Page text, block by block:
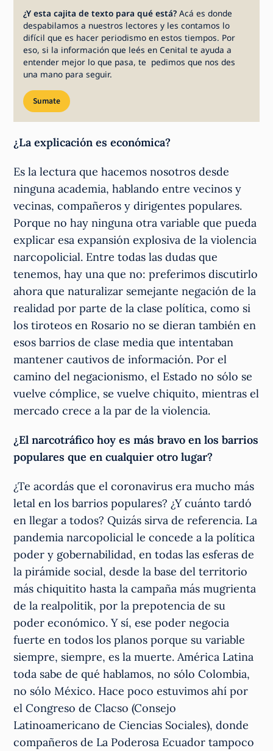
¿Y esta cajita de texto para qué está?Acá es donde
despabilamos a nuestros lectores y les contamos lo
difícil que es hacer periodismo en estos tiempos. Por
eso, si la información que leés en Cenital te ayuda a
entender mejor lo que pasa, te pedimos que nos des
una mano para seguir.
Sumate
¿La explicación es económica?
Es la lectura que hacemos nosotros desde
ninguna academia, hablando entre vecinos y
vecinas, compañeros y dirigentes populares.
Porque no hay ninguna otra variable que pueda
explicar esa expansión explosiva de la violencia
narcopolicial. Entre todas las dudas que
tenemos, hay una que no: preferimos discutirlo
ahora que naturalizar semejante negación de la
realidad por parte de la clase política, como si
los tiroteos en Rosario no se dieran también en
esos barrios de clase media que intentaban
mantener cautivos de información. Por el
camino del negacionismo, el Estado no sólo se
vuelve cómplice, se vuelve chiquito, mientras el
mercado crece a la par de la violencia.
¿El narcotráfico hoy es más bravo en los barrios
populares que en cualquier otro lugar?
¿Te acordás que el coronavirus era mucho más
letal en los barrios populares? ¿Y cuánto tardó
en llegar a todos? Quizás sirva de referencia. La
pandemia narcopolicial le concede a la política
poder y gobernabilidad, en todas las esferas de
la pirámide social, desde la base del territorio
más chiquitito hasta la campaña más mugrienta
de la realpolitik, por la prepotencia de su
poder económico. Y sí, ese poder negocia
fuerte en todos los planos porque su variable
siempre, siempre, es la muerte. América Latina
toda sabe de qué hablamos, no sólo Colombia,
no sólo México. Hace poco estuvimos ahí por
el Congreso de Clacso (Consejo
Latinoamericano de Ciencias Sociales), donde
compañeros de La Poderosa Ecuador tampoco